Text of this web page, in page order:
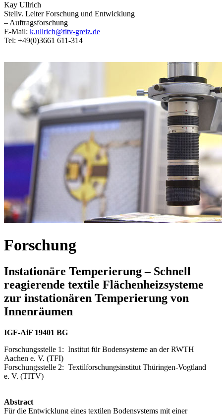
Kay Ullrich
Stellv. Leiter Forschung und Entwicklung
– Auftragsforschung
E-Mail: k.ullrich@titv-greiz.de
Tel: +49(0)3661 611-314
Forschung
Instationäre Temperierung – Schnell
reagierende textile Flächenheizsysteme
zur instationären Temperierung von
Innenräumen
IGF-AiF 19401 BG
Forschungsstelle 1: Institut für Bodensysteme an der RWTH
Aachen e. V. (TFI)
Forschungsstelle 2: Textilforschungsinstitut Thüringen-Vogtland
e. V. (TITV)
Abstract
Für die Entwicklung eines textilen Bodensystems mit einer